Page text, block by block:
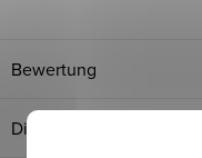
Bewertung
Diskussion